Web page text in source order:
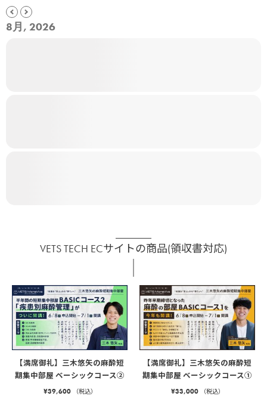
8月, 2026
VETS TECH ECサイトの商品(領収書対応)
【満席御礼】三木悠矢の麻酔短
期集中部屋 ベーシックコース②
¥39,600 （税込）
【満席御礼】三木悠矢の麻酔短
期集中部屋 ベーシックコース①
¥33,000 （税込）